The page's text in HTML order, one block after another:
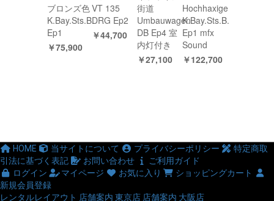
ブロンズ色
K.Bay.Sts.B.
Ep1
￥75,900
VT 135
DRG Ep2
￥44,700
街道
Umbauwagen
DB Ep4 室
内灯付き
￥27,100
Hochhaxige
K.Bay.Sts.B.
Ep1 mfx
Sound
￥122,700
HOME 当サイトについて プライバシーポリシー
特定商取
引法に基づく表記
お問い合わせ
ご利用ガイド
ログイン
マイページ お気に入り
ショッピングカート
新規会員登録
レンタルレイアウト 店舗案内 東京店 店舗案内 大阪店